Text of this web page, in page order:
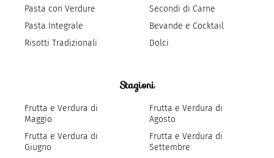
Pasta con Verdure
Pasta Integrale
Risotti Tradizionali
Secondi di Carne
Bevande e Cocktail
Dolci
Stagioni
Frutta e Verdura di
Maggio
Frutta e Verdura di
Giugno
Frutta e Verdura di
Agosto
Frutta e Verdura di
Settembre